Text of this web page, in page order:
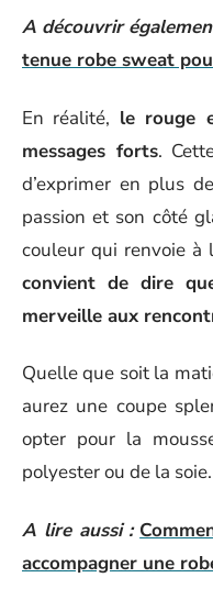
A découvrir
tenue robe sweat
En réalité, le rouge
messages forts.
d’exprimer en plus
passion et son côté
couleur qui renvoie à
convient de dire
merveille aux
Quelle que soit la
aurez une coupe
opter pour la
polyester ou de la soie.
A lire aussi :
accompagner une